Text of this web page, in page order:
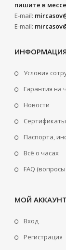
пишите в
E-mail:
E-mail:
ИНФОРМАЦИЯ
Условия
Гарантия на
Новости
Паспорта,
Всё о часах
FAQ
МОЙ АККАУНТ
Вход
Регистрация